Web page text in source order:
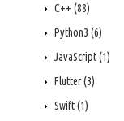
C++ (88)
Python3 (6)
JavaScript(1)
Flutter(3)
Swift(1)